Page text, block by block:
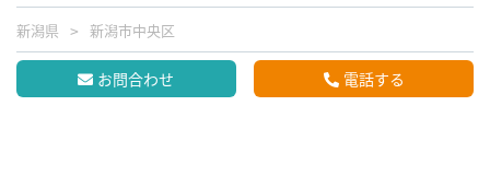
新潟県 新潟市中央区
お問合わせ 電話する